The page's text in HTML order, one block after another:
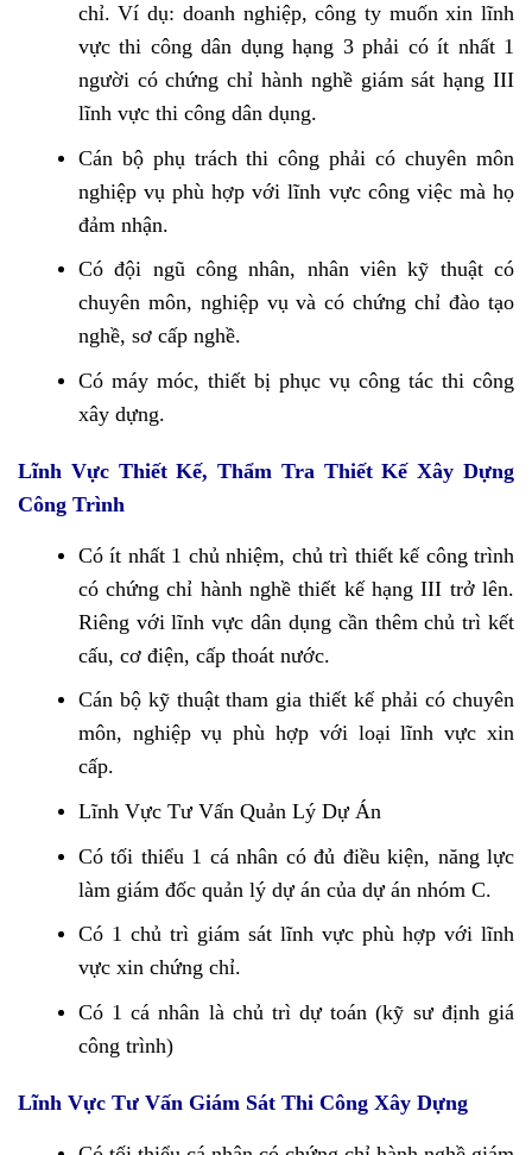
chỉ. Ví dụ: doanh nghiệp, công ty muốn xin lĩnh
vực thi công dân dụng hạng 3 phải có ít nhất 1
người có chứng chỉ hành nghề giám sát hạng III
lĩnh vực thi công dân dụng.
Cán bộ phụ trách thi công phải có chuyên môn
nghiệp vụ phù hợp với lĩnh vực công việc mà họ
đảm nhận.
Có đội ngũ công nhân, nhân viên kỹ thuật có
chuyên môn, nghiệp vụ và có chứng chỉ đào tạo
nghề, sơ cấp nghề.
Có máy móc, thiết bị phục vụ công tác thi công
xây dựng.
Lĩnh Vực Thiết Kế, Thẩm Tra Thiết Kế Xây Dựng
Công Trình
Có ít nhất 1 chủ nhiệm, chủ trì thiết kế công trình
có chứng chỉ hành nghề thiết kế hạng III trở lên.
Riêng với lĩnh vực dân dụng cần thêm chủ trì kết
cấu, cơ điện, cấp thoát nước.
Cán bộ kỹ thuật tham gia thiết kế phải có chuyên
môn, nghiệp vụ phù hợp với loại lĩnh vực xin
cấp.
Lĩnh Vực Tư Vấn Quản Lý Dự Án
Có tối thiểu 1 cá nhân có đủ điều kiện, năng lực
làm giám đốc quản lý dự án của dự án nhóm C.
Có 1 chủ trì giám sát lĩnh vực phù hợp với lĩnh
vực xin chứng chỉ.
Có 1 cá nhân là chủ trì dự toán (kỹ sư định giá
công trình)
Lĩnh Vực Tư Vấn Giám Sát Thi Công Xây Dựng